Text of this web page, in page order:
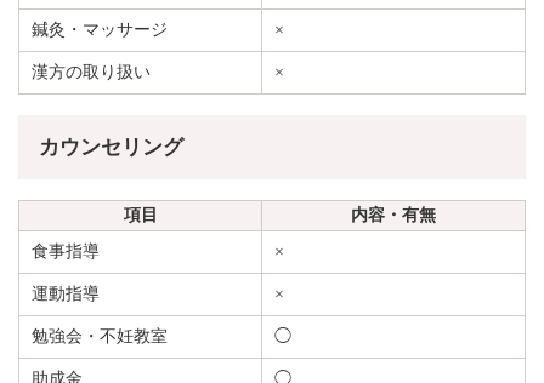
鍼灸・マッサージ ×
漢方の取り扱い ×
カウンセリング
項目
内容・有無
食事指導
×
運動指導 ×
勉強会・不妊教室 ◯
助成金 ◯